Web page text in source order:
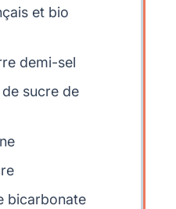
et bio
demi-sel
sucre de
bicarbonate